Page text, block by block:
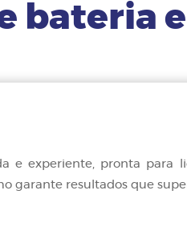
bateria
e experiente, pronta para
garante resultados que